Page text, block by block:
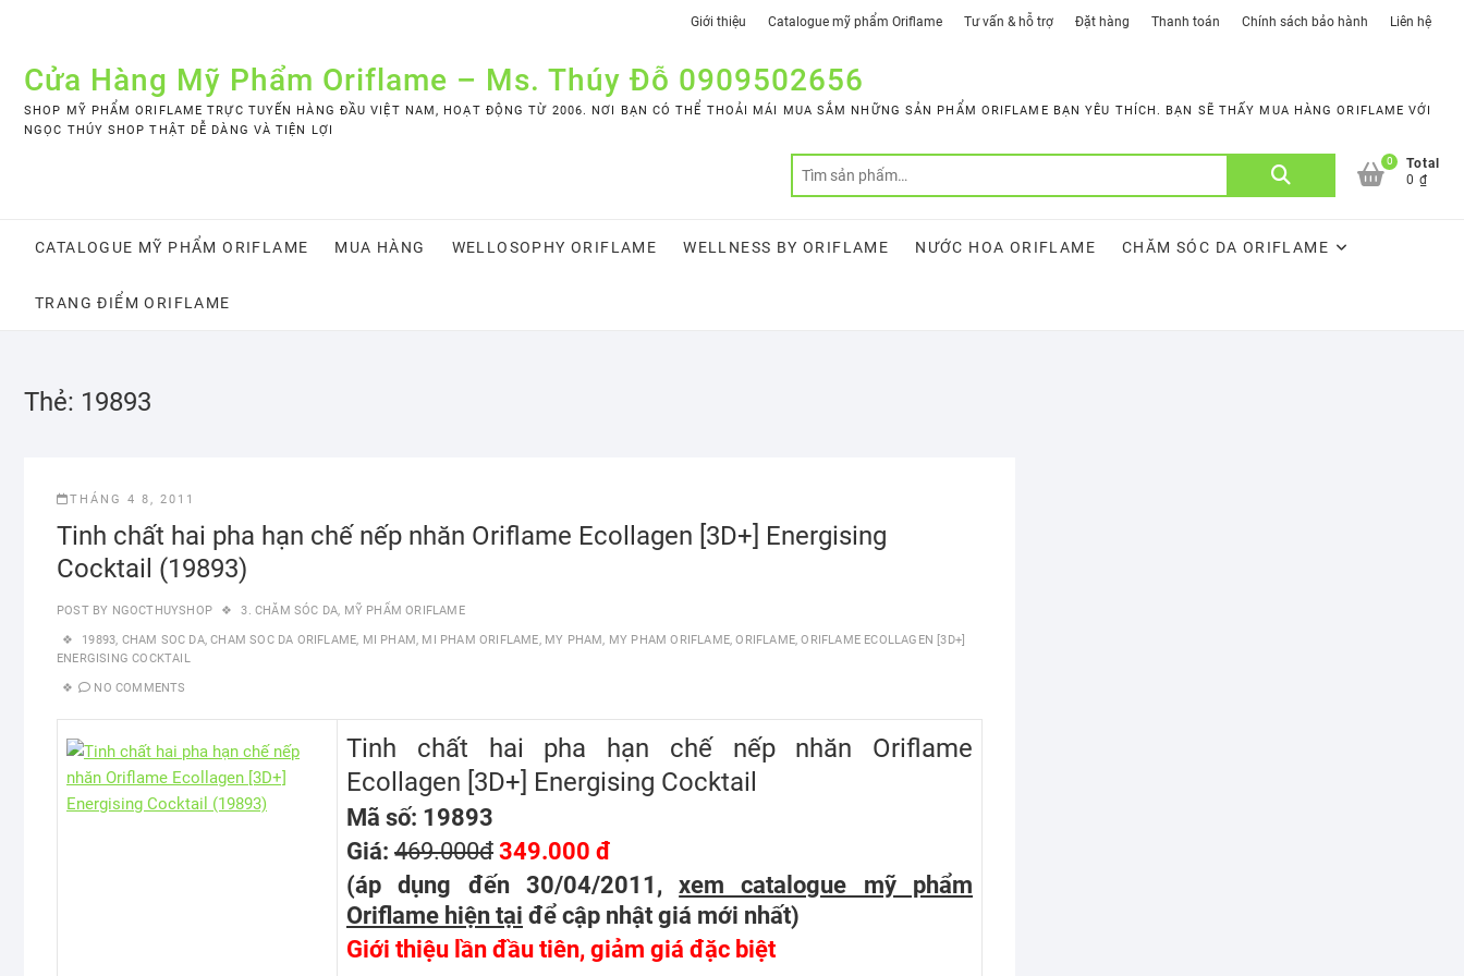
content
Giới thiệu Catalogue mỹ phẩm Oriflame Tư vấn & hỗ trợ Đặt hàng Thanh toán Chính sách bảo hành Liên hệ
Cửa Hàng Mỹ Phẩm Oriflame – Ms. Thúy Đỗ 0909502656
SHOP MỸ PHẨM ORIFLAME TRỰC TUYẾN HÀNG ĐẦU VIỆT NAM, HOẠT ĐỘNG TỪ 2006. NƠI BẠN CÓ THỂ THOẢI MÁI MUA SẮM NHỮNG SẢN PHẨM ORIFLAME BẠN YÊU THÍCH. BẠN SẼ THẤY MUA HÀNG ORIFLAME VỚI
NGỌC THÚY SHOP THẬT DỄ DÀNG VÀ TIỆN LỢI
0
Total
0 ₫
CATALOGUE MỸ PHẨM ORIFLAME MUA HÀNG WELLOSOPHY ORIFLAME WELLNESS BY ORIFLAME NƯỚC HOA ORIFLAME CHĂM SÓC DA ORIFLAME
TRANG ĐIỂM ORIFLAME
Thẻ: 19893
THÁNG 4 8, 2011
Tinh chất hai pha hạn chế nếp nhăn Oriflame Ecollagen [3D+] Energising
Cocktail (19893)
POST BY NGOCTHUYSHOP 3. CHĂM SÓC DA, MỸ PHẨM ORIFLAME
19893, CHAM SOC DA,CHAM SOC DA ORIFLAME, MI PHAM, MI PHAM ORIFLAME, MY PHAM, MY PHAM ORIFLAME,ORIFLAME,ORIFLAME ECOLLAGEN [3D+]
ENERGISING COCKTAIL
NO COMMENTS
Tinh chất hai pha hạn chế nếp nhăn Oriflame
Ecollagen [3D+] Energising Cocktail
Mã số: 19893
Giá: 469.000đ 349.000 đ
(áp dụng đến 30/04/2011,xem catalogue mỹ phẩm
Oriflame hiện tại để cập nhật giá mới nhất)
Giới thiệu lần đầu tiên, giảm giá đặc biệt